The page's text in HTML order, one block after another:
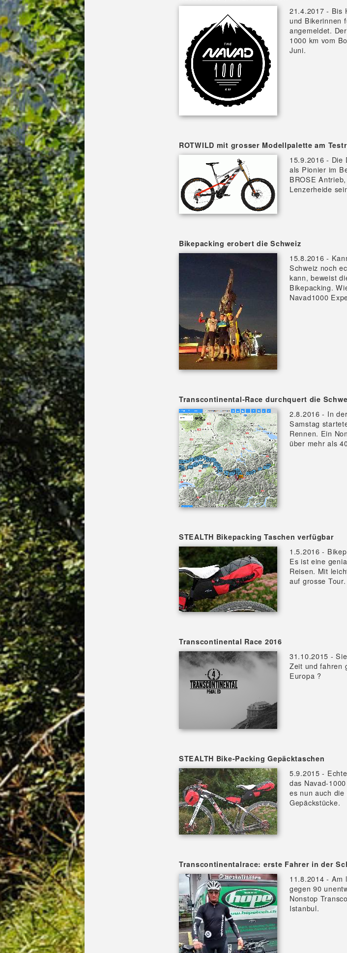
21.4.2017 - Bis
und Bikerinnen
angemeldet.
1000 km vom
Juni.
ROTWILD mit grosser Modellpalette am
15.9.2016 - Die
als Pionier im
BROSE
Lenzerheide
Bikepacking erobert die Schweiz
15.8.2016 -
Schweiz noch
kann, beweist
Bikepacking.
Navad1000
Transcontinental-Race durchquert die
2.8.2016 - In
Samstag
Rennen. Ein
über mehr als
STEALTH Bikepacking Taschen verfügbar
1.5.2016 -
Es ist eine
Reisen. Mit
auf grosse Tour.
Transcontinental Race 2016
31.10.2015 -
Zeit und fahren
Europa ?
STEALTH Bike-Packing Gepäcktaschen
5.9.2015 -
das Navad-
es nun auch die
Gepäckstücke.
Transcontinentalrace: erste Fahrer in der
11.8.2014 - Am
gegen 90
Nonstop
Istanbul.